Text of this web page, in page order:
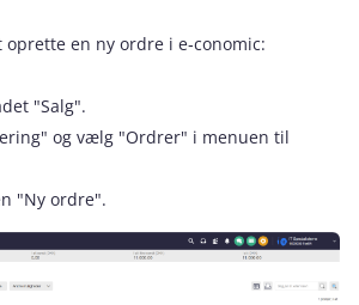
en ny ordre i e‑conomic:
"Salg".
og vælg "Ordrer" i menuen til
"Ny ordre".